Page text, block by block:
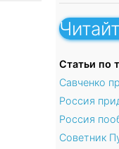
Статьи по
Савченко
Россия
Россия
Советник